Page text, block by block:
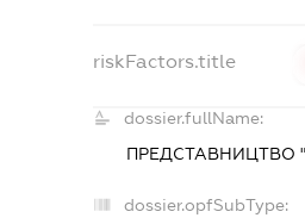
riskFactors.title
dossier.fullName:
ПРЕДСТАВНИЦТВО
dossier.opfSubType: